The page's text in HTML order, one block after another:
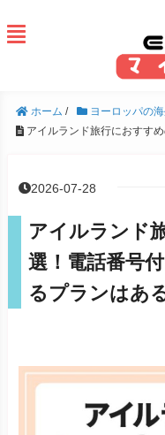
ホーム / ヨーロッパの
アイルランド旅行におすす
2026-07-28
アイルランド
選！電話番号
るプランはあ